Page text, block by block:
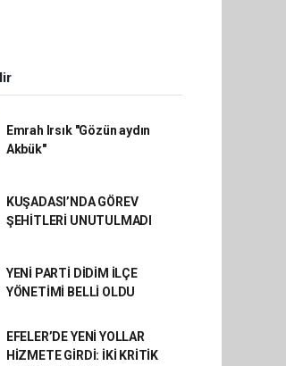
Emrah Irsık "Gözün aydın
Akbük"
KUŞADASI’NDA GÖREV
ŞEHİTLERİ UNUTULMADI
YENİ PARTİ DİDİM İLÇE
YÖNETİMİ BELLİ OLDU
EFELER’DE YENİ YOLLAR
HİZMETE GİRDİ: İKİ KRİTİK